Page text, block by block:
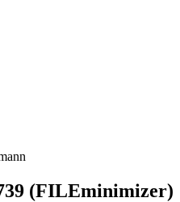
(FILEminimizer)